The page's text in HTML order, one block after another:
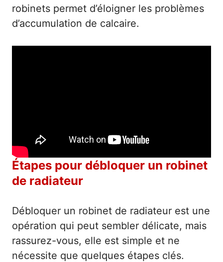
robinets permet d’éloigner les problèmes
d’accumulation de calcaire.
Étapes pour débloquer un robinet
de radiateur
Débloquer un robinet de radiateur est une
opération qui peut sembler délicate, mais
rassurez-vous, elle est simple et ne
nécessite que quelques étapes clés.